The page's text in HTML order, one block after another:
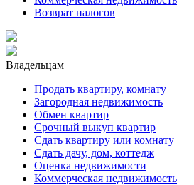
Возврат налогов
Владельцам
Продать квартиру, комнату
Загородная недвижимость
Обмен квартир
Срочный выкуп квартир
Сдать квартиру или комнату
Сдать дачу, дом, коттедж
Оценка недвижимости
Коммерческая недвижимость